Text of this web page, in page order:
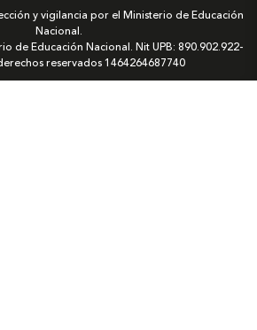
y vigilancia por el Ministerio de Educación
Nacional.
de Educación Nacional. Nit UPB: 890.902.922-
reservados1464264687740